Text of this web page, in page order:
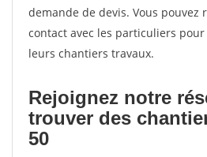
demande de devis. Vous pouvez
contact avec les particuliers
leurs chantiers travaux.
Rejoignez notre
trouver des
50